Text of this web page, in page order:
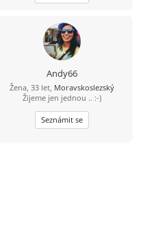
Andy66
Žena, 33 let, Moravskoslezský
Žijeme jen jednou .. :-)
Seznámit se